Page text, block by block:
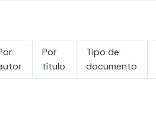
Por
título
Tipo de
documento